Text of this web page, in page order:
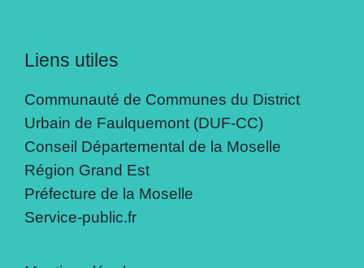
Liens utiles
Communauté de Communes du District
Urbain de Faulquemont (DUF-CC)
Conseil Départemental de la Moselle
Région Grand Est
Préfecture de la Moselle
Service-public.fr